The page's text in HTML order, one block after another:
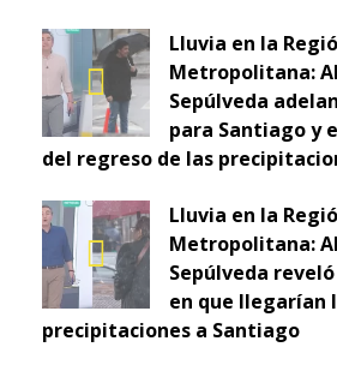
Lluvia en la
Metropolitana:
Sepúlveda
para Santiago y
del regreso de las
Lluvia en la
Metropolitana:
Sepúlveda
en que llegarían
precipitaciones a Santiago